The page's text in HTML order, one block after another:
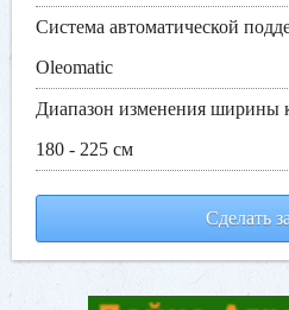
Система автоматической
Oleomatic
Диапазон изменения ширины
180 - 225 см
Сделать